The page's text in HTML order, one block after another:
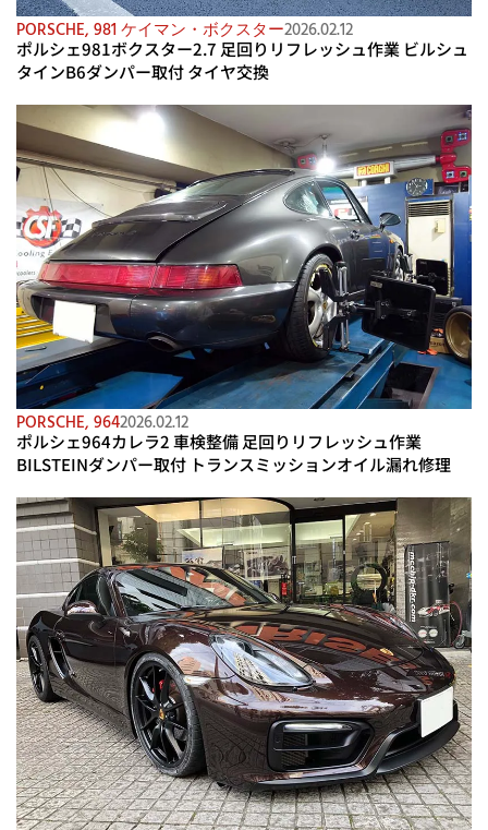
PORSCHE, 981 ケイマン・ボクスター2026.02.12
ポルシェ981ボクスター2.7 足回りリフレッシュ作業 ビルシュ
タインB6ダンパー取付 タイヤ交換
PORSCHE, 9642026.02.12
ポルシェ964カレラ2 車検整備 足回りリフレッシュ作業
BILSTEINダンパー取付 トランスミッションオイル漏れ修理